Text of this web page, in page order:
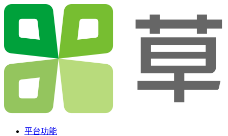
平台功能